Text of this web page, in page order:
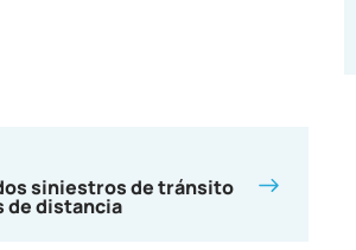
siniestros de tránsito
de distancia